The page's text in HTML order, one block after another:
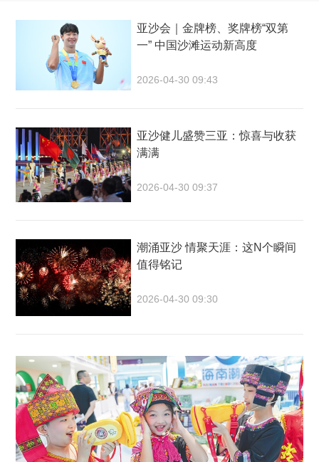
亚沙会｜金牌榜、奖牌榜“双第
一” 中国沙滩运动新高度
2026-04-30 09:43
亚沙健儿盛赞三亚：惊喜与收获
满满
2026-04-30 09:37
潮涌亚沙 情聚天涯：这N个瞬间
值得铭记
2026-04-30 09:30